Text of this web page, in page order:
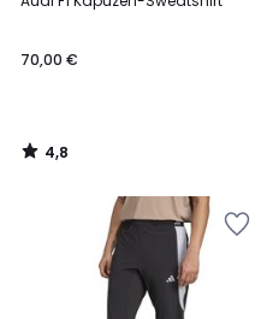
70,00 €
4,8
/